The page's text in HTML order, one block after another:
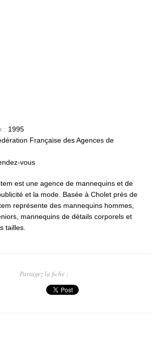
: 1995
Française des Agences de
vous
est une agence de mannequins et de
et la mode. Basée à Cholet près de
représente des mannequins hommes,
mannequins de détails corporels et
tailles.
Partagez la fiche :